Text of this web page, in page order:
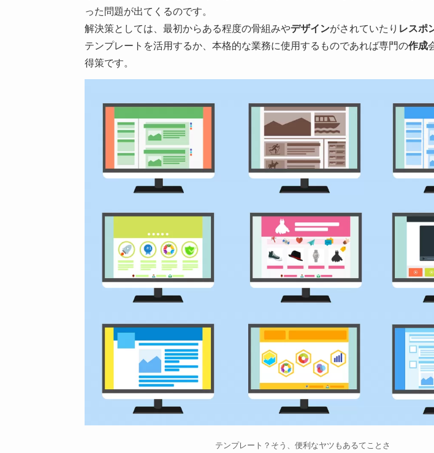
った問題が出てくるのです。
解決策としては、最初からある程度の骨組みやデザインがされていたり レスポ
テンプレートを活用するか、本格的な業務に使用するものであれば専門の作成
得策です。
テンプレート？そう、便利なヤツもあるてことさ